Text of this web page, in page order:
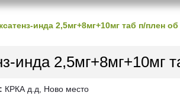
инда 2,5мг+8мг+10мг таб п/плен
инда 2,5мг+8мг+10мг
КРКА д.д, Ново место